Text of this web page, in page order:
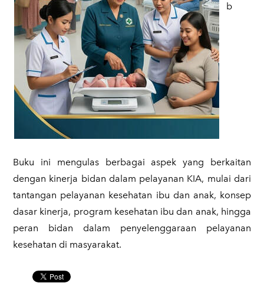
b
Buku ini mengulas berbagai aspek yang berkaitan
dengan kinerja bidan dalam pelayanan KIA, mulai dari
tantangan pelayanan kesehatan ibu dan anak, konsep
dasar kinerja, program kesehatan ibu dan anak, hingga
peran bidan dalam penyelenggaraan pelayanan
kesehatan di masyarakat.